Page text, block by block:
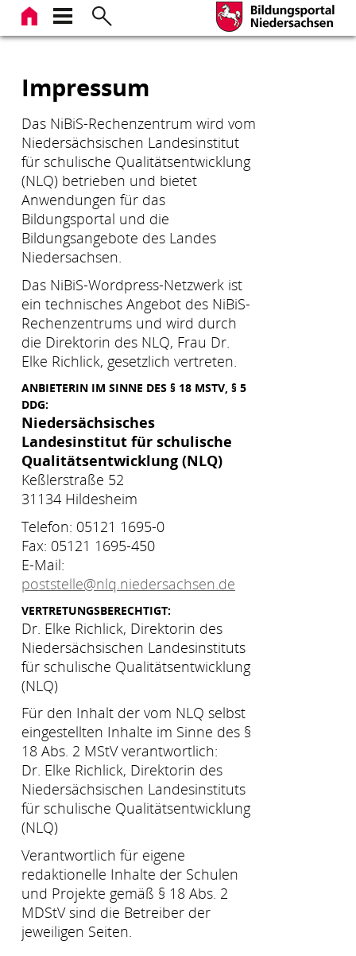
Zum
Inhalt
Impressum
Das NiBiS-Rechenzentrum wird vom
Niedersächsischen Landesinstitut
für schulische Qualitätsentwicklung
(NLQ) betrieben und bietet
Anwendungen für das
Bildungsportal und die
Bildungsangebote des Landes
Niedersachsen.
Das NiBiS-Wordpress-Netzwerk ist
ein technisches Angebot des NiBiS-
Rechenzentrums und wird durch
die Direktorin des NLQ, Frau Dr.
Elke Richlick, gesetzlich vertreten.
ANBIETERIN IM SINNE DES § 18 MSTV, § 5
DDG:
Niedersächsisches
Landesinstitut für schulische
Qualitätsentwicklung (NLQ)
Keßlerstraße 52
31134 Hildesheim
Telefon: 05121 1695-0
Fax: 05121 1695-450
E-Mail:
poststelle@nlq.niedersachsen.de
VERTRETUNGSBERECHTIGT:
Dr. Elke Richlick, Direktorin des
Niedersächsischen Landesinstituts
für schulische Qualitätsentwicklung
(NLQ)
Für den Inhalt der vom NLQ selbst
eingestellten Inhalte im Sinne des §
18 Abs. 2 MStV verantwortlich:
Dr. Elke Richlick, Direktorin des
Niedersächsischen Landesinstituts
für schulische Qualitätsentwicklung
(NLQ)
Verantwortlich für eigene
redaktionelle Inhalte der Schulen
und Projekte gemäß § 18 Abs. 2
MDStV sind die Betreiber der
jeweiligen Seiten.